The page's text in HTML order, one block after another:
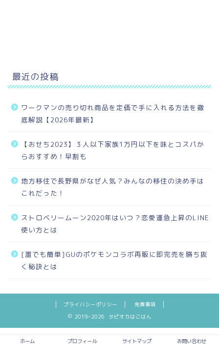
最近の投稿
ワークマンの売り切れ商品を定価で手に入れる方法を徹
底解説【2026年最新】
【おせち2023】３人以下家族1万円以下を味とコスパか
らおすすめ！早割も
地方移住で長野県がなぜ人気？みんなの移住の決め手は
これだった！
ストロベリームーン2020年はいつ？恋愛運急上昇のLINE
使い方とは
[誰でも簡単]GUのポケモンコラボ再販に即完売を勝ち抜
く秘訣とは
プライバシーポリシー
免責事項
2019–2026 タピオカはごはん
ホーム プロフィール サイトマップ お問い合わせ